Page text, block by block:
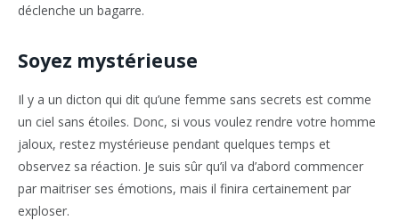
déclenche un bagarre.
Soyez mystérieuse
Il y a un dicton qui dit qu’une femme sans secrets est comme
un ciel sans étoiles. Donc, si vous voulez rendre votre homme
jaloux, restez mystérieuse pendant quelques temps et
observez sa réaction. Je suis sûr qu’il va d’abord commencer
par maitriser ses émotions, mais il finira certainement par
exploser.